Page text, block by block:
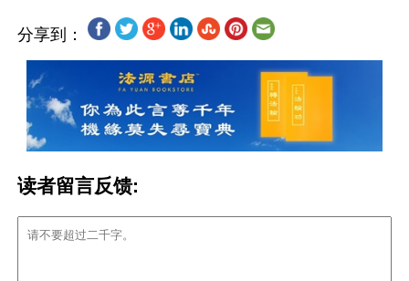
分享到：
读者留言反馈: